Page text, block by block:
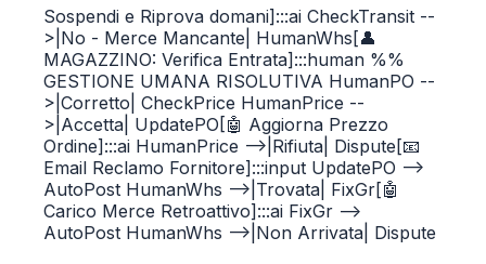
Sospendi e Riprova domani]:::ai CheckTransit --
>|No - Merce Mancante| HumanWhs[👤
MAGAZZINO: Verifica Entrata]:::human %%
GESTIONE UMANA RISOLUTIVA HumanPO --
>|Corretto| CheckPrice HumanPrice --
>|Accetta| UpdatePO[🤖 Aggiorna Prezzo
Ordine]:::ai HumanPrice -->|Rifiuta| Dispute[📧
Email Reclamo Fornitore]:::input UpdatePO -->
AutoPost HumanWhs -->|Trovata| FixGr[🤖
Carico Merce Retroattivo]:::ai FixGr -->
AutoPost HumanWhs -->|Non Arrivata| Dispute